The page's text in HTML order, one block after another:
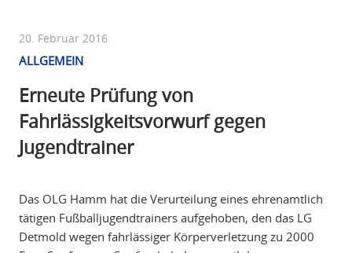
20. Februar 2016
ALLGEMEIN
Erneute Prüfung von
Fahrlässigkeitsvorwurf gegen
Jugendtrainer
Das OLG Hamm hat die Verurteilung eines ehrenamtlich
tätigen Fußballjugendtrainers aufgehoben, den das LG
Detmold wegen fahrlässiger Körperverletzung zu 2000